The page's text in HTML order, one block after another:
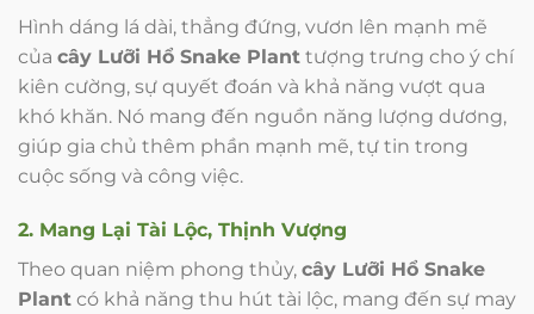
Hình dáng lá dài, thẳng đứng, vươn lên mạnh mẽ
của cây Lưỡi Hổ Snake Plant tượng trưng cho ý chí
kiên cường, sự quyết đoán và khả năng vượt qua
khó khăn. Nó mang đến nguồn năng lượng dương,
giúp gia chủ thêm phần mạnh mẽ, tự tin trong
cuộc sống và công việc.
2. Mang Lại Tài Lộc, Thịnh Vượng
Theo quan niệm phong thủy, cây Lưỡi Hổ Snake
Plant có khả năng thu hút tài lộc, mang đến sự may